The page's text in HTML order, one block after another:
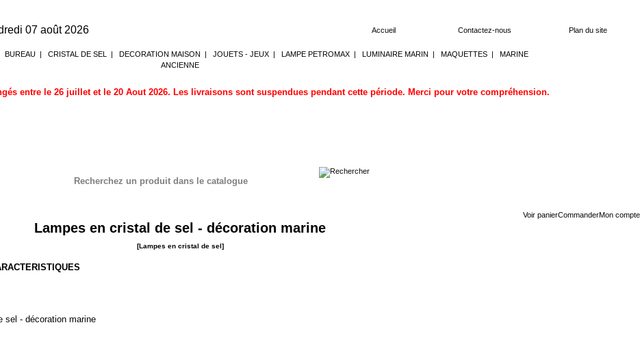
07 août 2026 Accueil Contactez-nous Plan du site
BUREAU | CRISTAL DE SEL | DECORATION MAISON | JOUETS - JEUX | LAMPE PETROMAX | LUMINAIRE MARIN | MAQUETTES | MARINE
ANCIENNE
entre le 26 juillet et le 20 Aout 2026. Les livraisons sont suspendues pendant cette période. Merci pour votre compréhension.
Recherchez un produit dans le catalogue
Voir panierCommanderMon compte
Lampes en cristal de sel - décoration marine
[Lampes en cristal de sel]
sel - décoration marine